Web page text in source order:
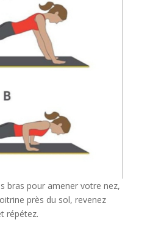
bras pour amener votre nez,
près du sol, revenez
répétez.